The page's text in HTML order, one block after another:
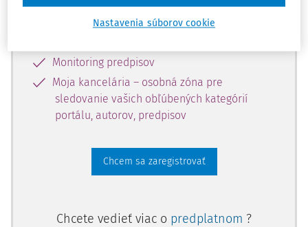
vybranému obsahu:
Monitoring predpisov
Moja kancelária – osobná zóna pre
sledovanie vašich obľúbených kategórií
portálu, autorov, predpisov
Chcem sa zaregistrovať
Chcete vedieť viac o predplatnom ?
Nastavenia súborov cookie